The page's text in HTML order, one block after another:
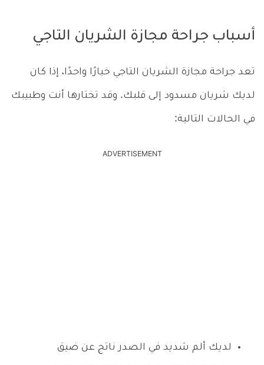
أسباب جراحة مجازة الشريان التاجي
تعد جراحة مجازة الشريان التاجي خيارًا واحدًا، إذا كان
لديك شريان مسدود إلى قلبك. وقد تختارها أنت وطبيبك
في الحالات التالية:
ADVERTISEMENT
لديك ألم شديد في الصدر ناتج عن ضيق